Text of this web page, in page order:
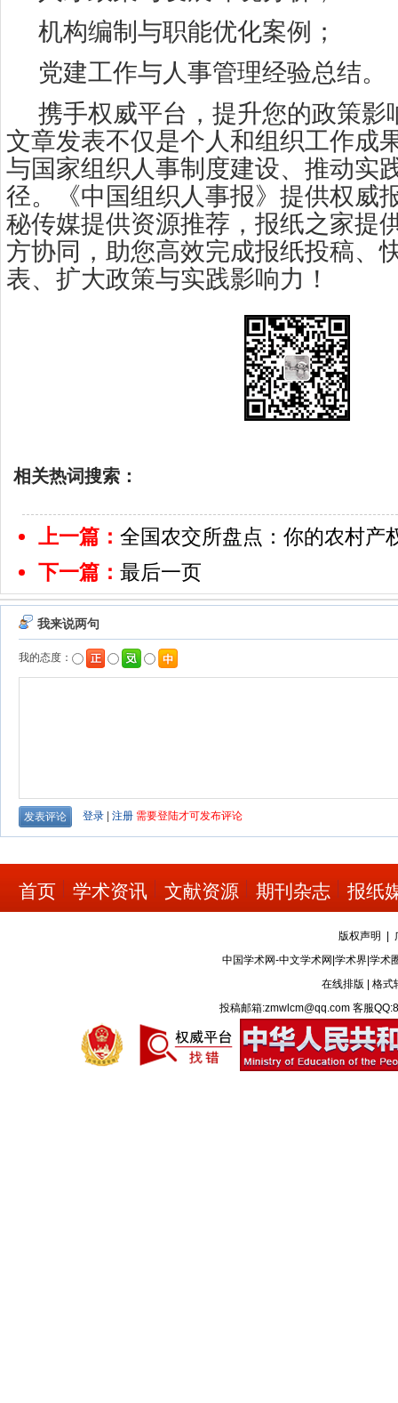
机构编制与职能优化案例；
党建工作与人事管理经验总结。
携手权威平台，提升您的政策影
文章发表不仅是个人和组织工作成
与国家组织人事制度建设、推动实
径。《中国组织人事报》提供权威
秘传媒提供资源推荐，报纸之家
方协同，助您高效完成报纸投稿、
表、扩大政策与实践影响力！
相关热词搜索：
上一篇： 全国农交所盘点：你的农村产
下一篇： 最后一页
首页 学术资讯 文献资源 期刊杂志 报纸
版权声明
中国学术网-中文学术网|学术界|学术
在线排版
格式
投稿邮箱:zmwlcm@qq.com 客服